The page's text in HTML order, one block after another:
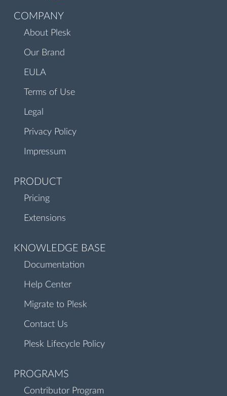
COMPANY
About Plesk
Our Brand
EULA
Terms of Use
Legal
Privacy Policy
Impressum
PRODUCT
Pricing
Extensions
KNOWLEDGE BASE
Documentation
Help Center
Migrate to Plesk
Contact Us
Plesk Lifecycle Policy
PROGRAMS
Contributor Program